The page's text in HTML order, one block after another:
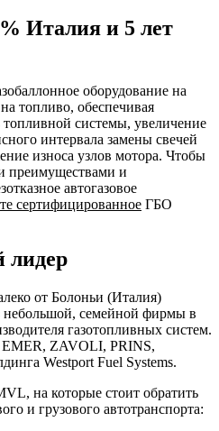
Италия и 5 лет
оборудование на
топливо, обеспечивая
топливной системы, увеличение
интервала замены свечей
износа узлов мотора. Чтобы
преимуществами и
автогазовое
сертифицированное ГБО
от Болоньи (Италия)
семейной фирмы в
газотопливных систем.
ZAVOLI, PRINS,
Westport Fuel Systems.
на которые стоит обратить
и грузового автотранспорта: